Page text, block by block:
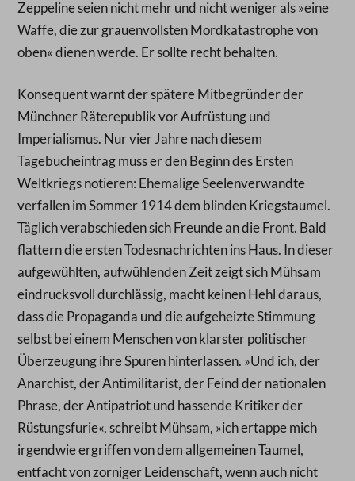
Zeppeline seien nicht mehr und nicht weniger als »eine
Waffe, die zur grauenvollsten Mordkatastrophe von
oben« dienen werde. Er sollte recht behalten.
Konsequent warnt der spätere Mitbegründer der
Münchner Räterepublik vor Aufrüstung und
Imperialismus. Nur vier Jahre nach diesem
Tagebucheintrag muss er den Beginn des Ersten
Weltkriegs notieren: Ehemalige Seelenverwandte
verfallen im Sommer 1914 dem blinden Kriegstaumel.
Täglich verabschieden sich Freunde an die Front. Bald
flattern die ersten Todesnachrichten ins Haus. In dieser
aufgewühlten, aufwühlenden Zeit zeigt sich Mühsam
eindrucksvoll durchlässig, macht keinen Hehl daraus,
dass die Propaganda und die aufgeheizte Stimmung
selbst bei einem Menschen von klarster politischer
Überzeugung ihre Spuren hinterlassen. »Und ich, der
Anarchist, der Antimilitarist, der Feind der nationalen
Phrase, der Antipatriot und hassende Kritiker der
Rüstungsfurie«, schreibt Mühsam, »ich ertappe mich
irgendwie ergriffen von dem allgemeinen Taumel,
entfacht von zorniger Leidenschaft, wenn auch nicht